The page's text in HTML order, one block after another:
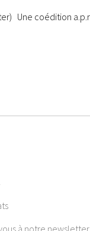
Une coédition